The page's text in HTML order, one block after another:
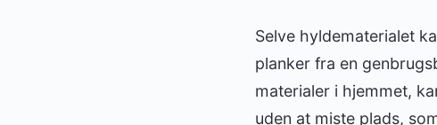
Selve hyldematerialet
planker fra en
materialer i hjemmet,
uden at miste plads,